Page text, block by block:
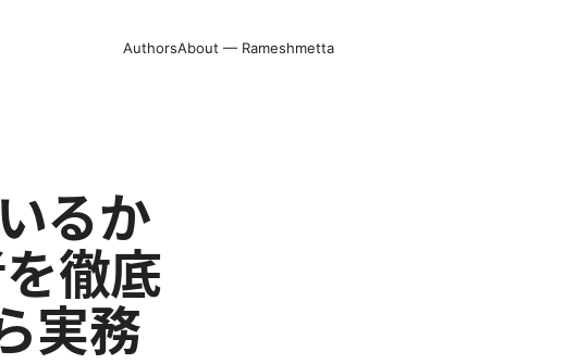
AuthorsAbout — Rameshmetta
るか
徹底
実務